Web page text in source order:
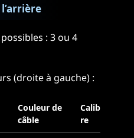
: 3 ou 4
(droite à gauche) :
Couleur de
câble
Calib
re